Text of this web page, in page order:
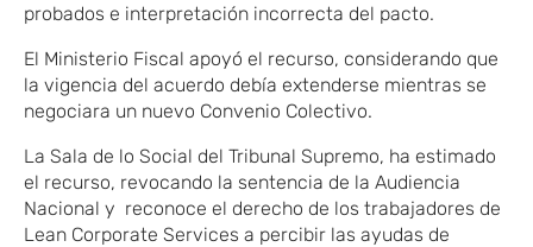
probados e interpretación incorrecta del pacto.
El Ministerio Fiscal apoyó el recurso, considerando que
la vigencia del acuerdo debía extenderse mientras se
negociara un nuevo Convenio Colectivo.
La Sala de lo Social del Tribunal Supremo, ha estimado
el recurso, revocando la sentencia de la Audiencia
Nacional y reconoce el derecho de los trabajadores de
Lean Corporate Services a percibir las ayudas de